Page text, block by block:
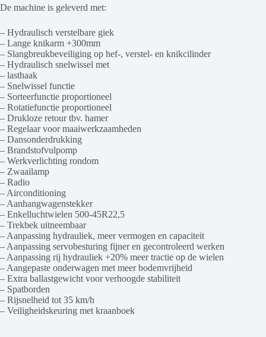
De machine is geleverd met:
– Hydraulisch verstelbare giek
– Lange knikarm +300mm
– Slangbreukbeveiliging op hef-, verstel- en knikcilinder
– Hydraulisch snelwissel met
– lasthaak
– Snelwissel functie
– Sorteerfunctie proportioneel
– Rotatiefunctie proportioneel
– Drukloze retour tbv. hamer
– Regelaar voor maaiwerkzaamheden
– Dansonderdrukking
– Brandstofvulpomp
– Werkverlichting rondom
– Zwaailamp
– Radio
– Airconditioning
– Aanhangwagenstekker
– Enkelluchtwielen 500-45R22,5
– Trekbek uitneembaar
– Aanpassing hydrauliek, meer vermogen en capaciteit
– Aanpassing servobesturing fijner en gecontroleerd werken
– Aanpassing rij hydrauliek +20% meer tractie op de wielen
– Aangepaste onderwagen met meer bodemvrijheid
– Extra ballastgewicht voor verhoogde stabiliteit
– Spatborden
– Rijsnelheid tot 35 km/h
– Veiligheidskeuring met kraanboek